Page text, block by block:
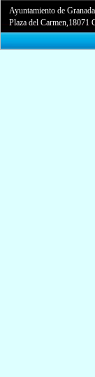
Ayuntamiento de
Plaza del Carmen,18071